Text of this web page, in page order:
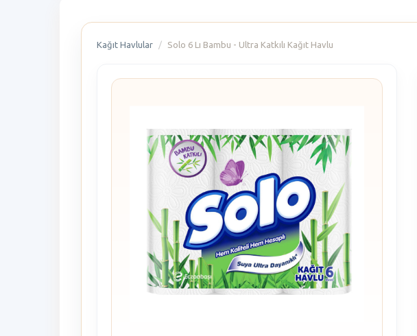
Kağıt Havlular Solo 6 Lı Bambu - Ultra Katkılı Kağıt Havlu